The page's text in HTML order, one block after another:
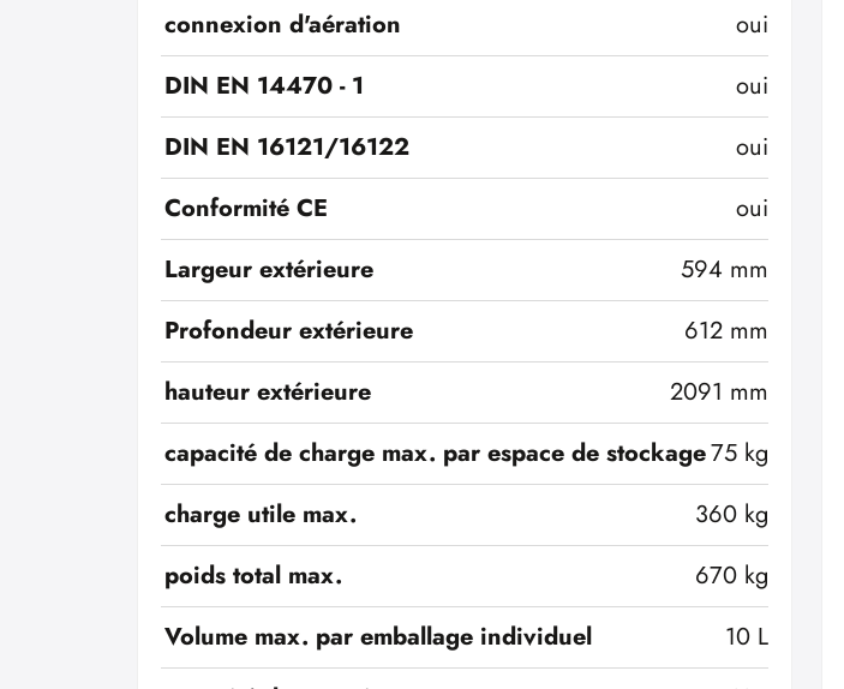
connexion d'aération
oui
DIN EN 14470 - 1
oui
DIN EN 16121/16122
oui
Conformité CE
oui
Largeur extérieure
594 mm
Profondeur extérieure
612 mm
hauteur extérieure
2091 mm
capacité de charge max. par espace de stockage75 kg
charge utile max.
360 kg
poids total max.
670 kg
Volume max. par emballage individuel
10 L